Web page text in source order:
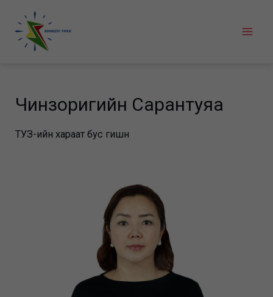
content
Чинзоригийн Сарантуяа
ТУЗ-ийн хараат бус гишүүн